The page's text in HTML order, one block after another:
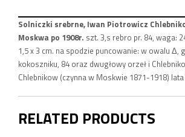
Solniczki srebrne, Iwan Piotrowicz
Moskwa po 1908r. szt. 3,s rebro pr. 84, waga:
1,5 x 3 cm. na spodzie puncowanie: w owalu Δ,
kokoszniku, 84 oraz dwugłowy orzeł i
Chlebnikow (czynna w Moskwie 1871-1918)
RELATED PRODUCTS